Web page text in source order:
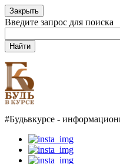
Закрыть
Введите запрос для поиска
Найти
#Будьвкурсе -